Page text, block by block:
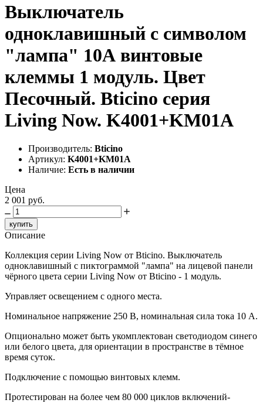
Выключатель
одноклавишный с символом
"лампа" 10А винтовые
клеммы 1 модуль. Цвет
Песочный. Bticino серия
Living Now. K4001+KM01A
Производитель: Bticino
Артикул: K4001+KM01A
Наличие: Есть в наличии
Цена
2 001 руб.
купить
Описание
Коллекция серии Living Now от Bticino. Выключатель
одноклавишный с пиктограммой "лампа" на лицевой панели
чёрного цвета серии Living Now от Bticino - 1 модуль.
Управляет освещением с одного места.
Номинальное напряжение 250 В, номинальная сила тока 10 A.
Опционально может быть укомплектован светодиодом синего
или белого цвета, для ориентации в пространстве в тёмное
время суток.
Подключение с помощью винтовых клемм.
Протестирован на более чем 80 000 циклов включений-